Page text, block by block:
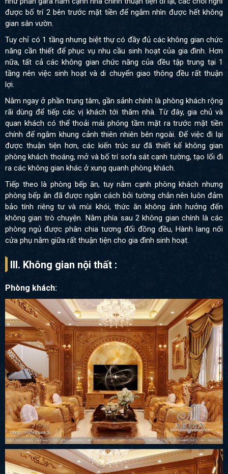
được bố trí 2 bên trước mặt tiền để ngắm nhìn được hết không
gian sân vườn.
Tuy chỉ có 1 tầng nhưng biệt thự có đầy đủ các không gian chức
năng cần thiết để phục vụ nhu cầu sinh hoạt của gia đình. Hơn
nữa, tất cả các không gian chức năng của đều tập trung tại 1
tầng nên việc sinh hoạt và di chuyển giao thông đều rất thuận
lợi.
Nằm ngay ở phần trung tâm, gần sảnh chính là phòng khách rộng
rãi dùng để tiếp các vị khách tới thăm nhà. Từ đây, gia chủ và
quan khách có thể thoải mái phóng tầm mặt ra trước mặt tiền
chính để ngắm khung cảnh thiên nhiên bên ngoài. Để việc đi lại
được thuận tiện hơn, các kiến trúc sư đã thiết kế không gian
phòng khách thoáng, mở và bố trí sofa sát cạnh tường, tạo lối đi
ra các không gian khác ở xung quanh phòng khách.
Tiếp theo là phòng bếp ăn, tuy nằm cạnh phòng khách nhưng
phòng bếp ăn đã được ngăn cách bởi tường chắn nên luôn đảm
bảo tính riêng tư và mùi khói, thức ăn không ảnh hưởng đến
không gian trò chuyện. Nằm phía sau 2 không gian chính là các
phòng ngủ được phân chia tương đối đồng đều, Hành lang nối
cửa phụ nằm giữa rất thuận tiện cho gia đình sinh hoạt.
III. Không gian nội thất :
Phòng khách: